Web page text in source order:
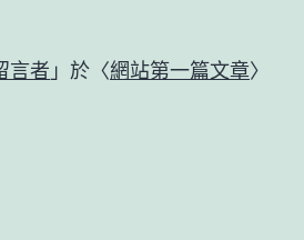
言者 」於〈網站第一篇文章〉